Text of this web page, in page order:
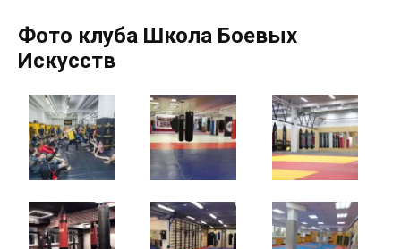
Фото клуба Школа Боевых
Искусств